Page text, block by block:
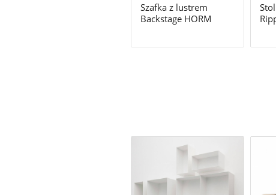
Szafka z lustrem
Backstage HORM